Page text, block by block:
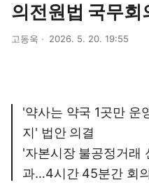
의전원법 국무
고동욱 2026. 5. 20. 19:55
'약사는 약국 1곳만 운
지' 법안 의결
'자본시장 불공정거래
과…4시간 45분간 회의